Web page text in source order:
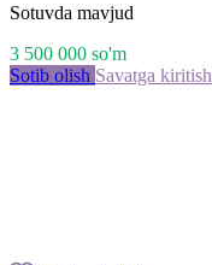
Sotuvda mavjud
3 500 000 so'm
Sotib olish Savatga kiritish